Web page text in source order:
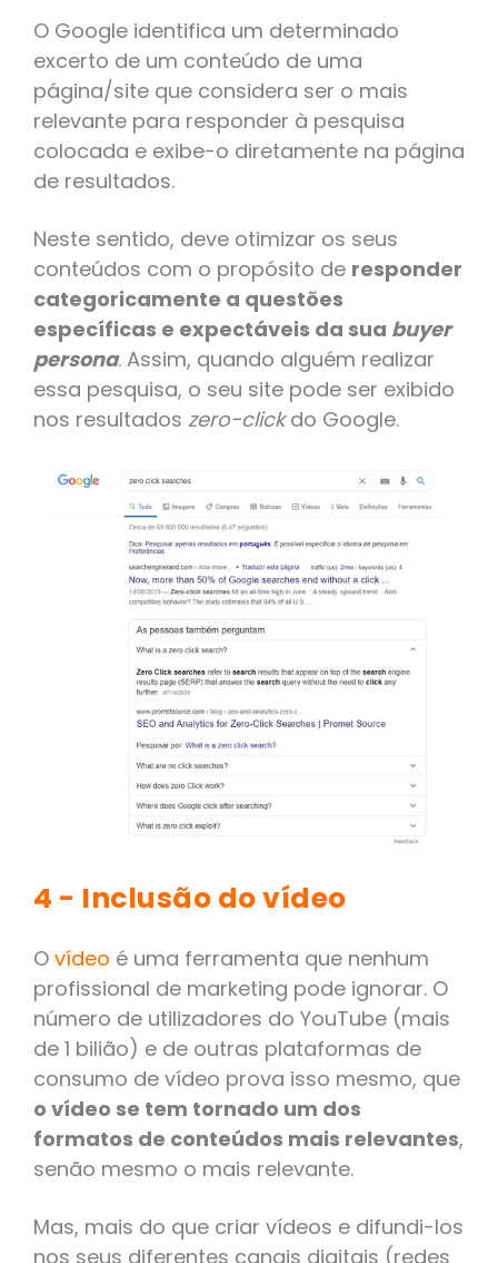
O Google identifica um determinado
excerto de um conteúdo de uma
página/site que considera ser o mais
relevante para responder à pesquisa
colocada e exibe-o diretamente na página
de resultados.
Neste sentido, deve otimizar os seus
conteúdos com o propósito de responder
categoricamente a questões
específicas e expectáveis da sua buyer
persona. Assim, quando alguém realizar
essa pesquisa, o seu site pode ser exibido
nos resultados zero-clickdo Google.
4 - Inclusão do vídeo
O vídeo é uma ferramenta que nenhum
profissional de marketing pode ignorar. O
número de utilizadores do YouTube (mais
de 1 bilião) e de outras plataformas de
consumo de vídeo prova isso mesmo, que
o vídeo se tem tornado um dos
formatos de conteúdos mais relevantes,
senão mesmo o mais relevante.
Mas, mais do que criar vídeos e difundi-los
nos seus diferentes canais digitais (redes